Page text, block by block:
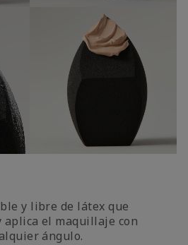
y libre de látex que
el maquillaje con
ángulo.